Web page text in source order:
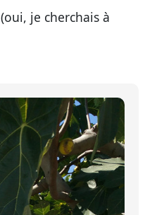
(oui, je cherchais à